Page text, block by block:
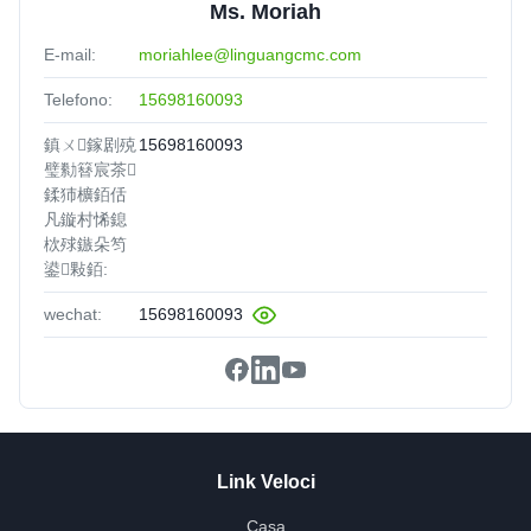
Ms. Moriah
E-mail: moriahlee@linguangcmc.com
Telefono: 15698160093
鎮ㄨ鎵剧殑
璧勬簮宸茶
鍒犻櫎銆佸
凡鏇村悕鎴
栨殏鏃朵笉
鍙敤銆:
15698160093
wechat: 15698160093
Link Veloci
Casa